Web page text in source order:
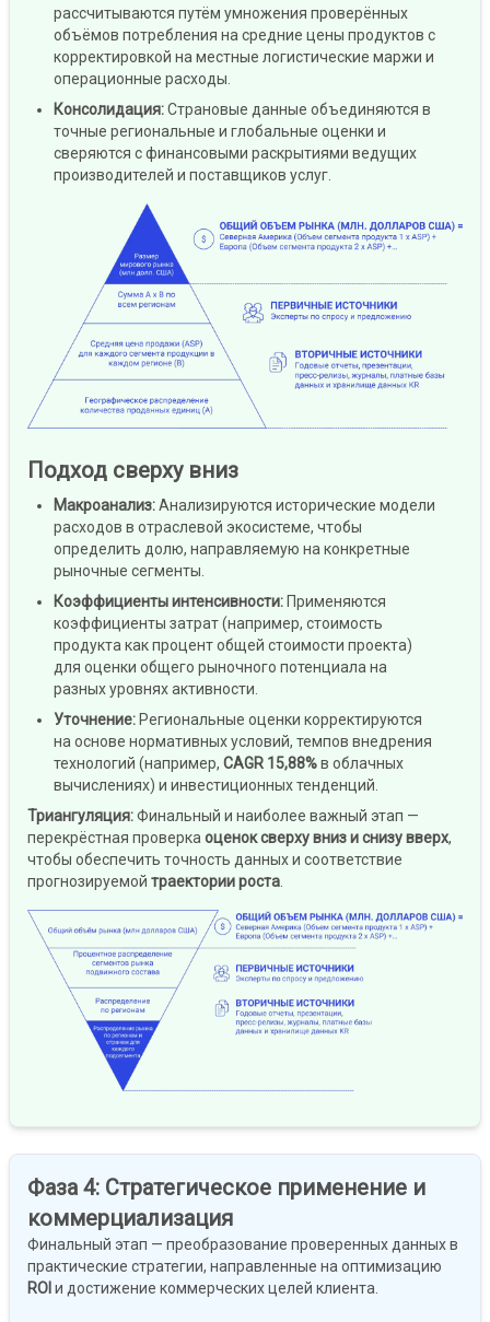
рассчитываются путём умножения проверённых
объёмов потребления на средние цены продуктов с
корректировкой на местные логистические маржи и
операционные расходы.
Консолидация:Страновые данные объединяются в
точные региональные и глобальные оценки и
сверяются с финансовыми раскрытиями ведущих
производителей и поставщиков услуг.
Подход сверху вниз
Макроанализ:Анализируются исторические модели
расходов в отраслевой экосистеме, чтобы
определить долю, направляемую на конкретные
рыночные сегменты.
Коэффициенты интенсивности: Применяются
коэффициенты затрат (например, стоимость
продукта как процент общей стоимости проекта)
для оценки общего рыночного потенциала на
разных уровнях активности.
Уточнение: Региональные оценки корректируются
на основе нормативных условий, темпов внедрения
технологий (например, CAGR 15,88%в облачных
вычислениях) и инвестиционных тенденций.
Триангуляция:Финальный и наиболее важный этап —
перекрёстная проверкаоценок сверху вниз и снизу вверх,
чтобы обеспечить точность данных и соответствие
прогнозируемой траектории роста.
Фаза 4: Стратегическое применение и
коммерциализация
Финальный этап — преобразование проверенных данных в
практические стратегии, направленные на оптимизацию
ROIи достижение коммерческих целей клиента.